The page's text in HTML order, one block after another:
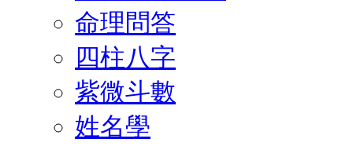
命理問答
四柱八字
紫微斗數
姓名學